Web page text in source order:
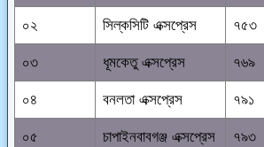
০২ সিল্কসিটি এক্সপ্রেস ৭৫৩
০৩ ধূমকেতু এক্সপ্রেস ৭৬৯
০৪ বনলতা এক্সপ্রেস ৭৯১
০৫ চাপাইনবাবগঞ্জ এক্সপ্রেস ৭৯৩